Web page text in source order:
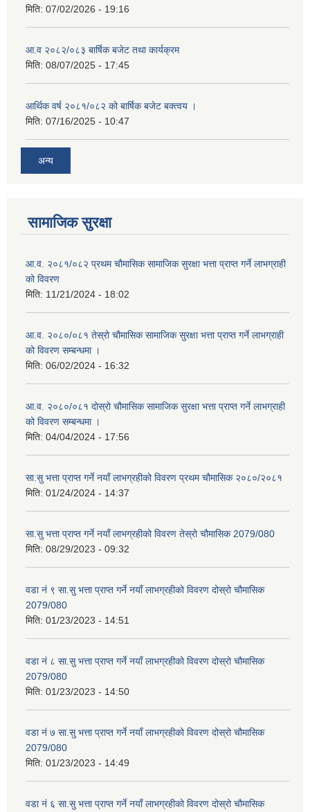
मिति: 07/02/2026 - 19:16
आ.व २०८२/०८३ बार्षिक बजेट तथा कार्यक्रम
मिति: 08/07/2025 - 17:45
आर्थिक वर्ष २०८१/०८२ को बार्षिक बजेट बक्त्वय ।
मिति: 07/16/2025 - 10:47
अन्य
सामाजिक सुरक्षा
आ.व. २०८१/०८२ प्रथम चौमासिक सामाजिक सुरक्षा भत्ता प्राप्त गर्ने लाभग्राही
को विवरण
मिति: 11/21/2024 - 18:02
आ.व. २०८०/०८१ तेस्रो चौमासिक सामाजिक सुरक्षा भत्ता प्राप्त गर्ने लाभग्राही
को विवरण सम्बन्धमा ।
मिति: 06/02/2024 - 16:32
आ.व. २०८०/०८१ दोस्रो चौमासिक सामाजिक सुरक्षा भत्ता प्राप्त गर्ने लाभग्राही
को विवरण सम्बन्धमा ।
मिति: 04/04/2024 - 17:56
सा.सु भत्ता प्राप्त गर्ने नयाँ लाभग्रहीको विवरण प्रथम चौमासिक २०८०/२०८१
मिति: 01/24/2024 - 14:37
सा.सु भत्ता प्राप्त गर्ने नयाँ लाभग्रहीको विवरण तेस्रो चौमासिक 2079/080
मिति: 08/29/2023 - 09:32
वडा नं ९ सा.सु भत्ता प्राप्त गर्ने नयाँ लाभग्रहीको विवरण दोस्रो चौमासिक
2079/080
मिति: 01/23/2023 - 14:51
वडा नं ८ सा.सु भत्ता प्राप्त गर्ने नयाँ लाभग्रहीको विवरण दोस्रो चौमासिक
2079/080
मिति: 01/23/2023 - 14:50
वडा नं ७ सा.सु भत्ता प्राप्त गर्ने नयाँ लाभग्रहीको विवरण दोस्रो चौमासिक
2079/080
मिति: 01/23/2023 - 14:49
वडा नं ६ सा.सु भत्ता प्राप्त गर्ने नयाँ लाभग्रहीको विवरण दोस्रो चौमासिक